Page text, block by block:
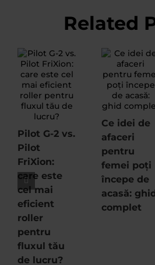
Related
Pilot G-2 vs.
Pilot
FriXion:
care este
cel mai
eficient
roller
pentru
fluxul tău
de lucru?
Ce idei de
afaceri
pentru
femei poți
începe de
acasă:
complet